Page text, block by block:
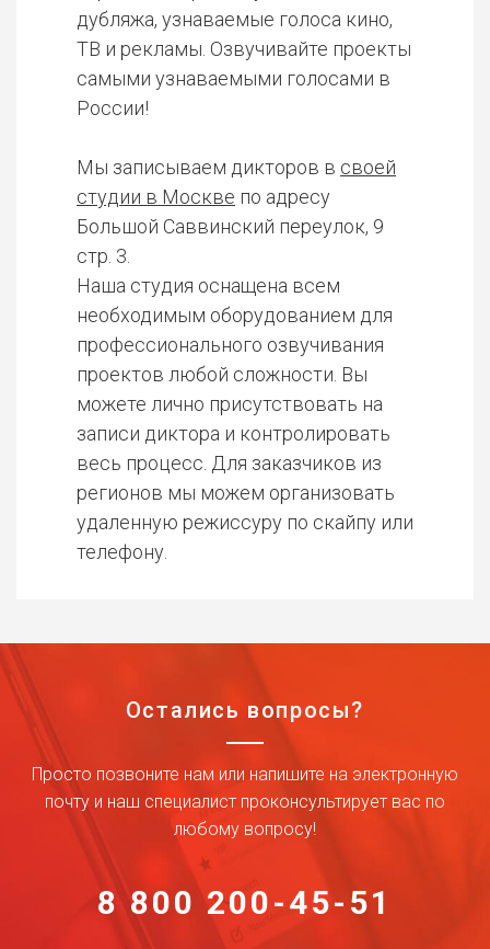
дубляжа, узнаваемые голоса кино,
ТВ и рекламы. Озвучивайте проекты
самыми узнаваемыми голосами в
России!
Мы записываем дикторов в своей
студии в Москве по адресу
Большой Саввинский переулок, 9
стр. 3.
Наша студия оснащена всем
необходимым оборудованием для
профессионального озвучивания
проектов любой сложности. Вы
можете лично присутствовать на
записи диктора и контролировать
весь процесс. Для заказчиков из
регионов мы можем организовать
удаленную режиссуру по скайпу или
телефону.
Остались вопросы?
Просто позвоните нам или напишите на электронную
почту и наш специалист проконсультирует вас по
любому вопросу!
8 800 200-45-51